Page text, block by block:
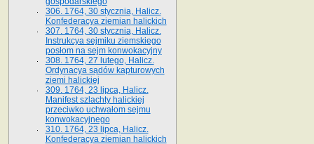
306. 1764, 30 stycznia, Halicz.
Konfederacya ziemian halickich
307. 1764, 30 stycznia, Halicz.
Instrukcya sejmiku ziemskiego
posłom na sejm konwokacyjny
308. 1764, 27 lutego, Halicz.
Ordynacya sądów kapturowych
ziemi halickiej
309. 1764, 23 lipca, Halicz.
Manifest szlachty halickiej
przeciwko uchwałom sejmu
konwokacyjnego
310. 1764, 23 lipca, Halicz.
Konfederacya ziemian halickich